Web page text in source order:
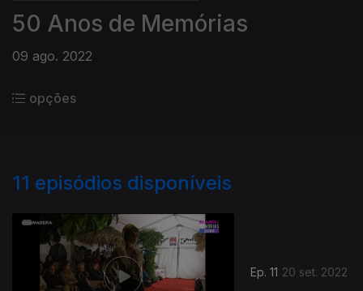
50 Anos de Memórias
09 ago. 2022
opções
11 episódios disponíveis
Ep. 11 20 set. 2022